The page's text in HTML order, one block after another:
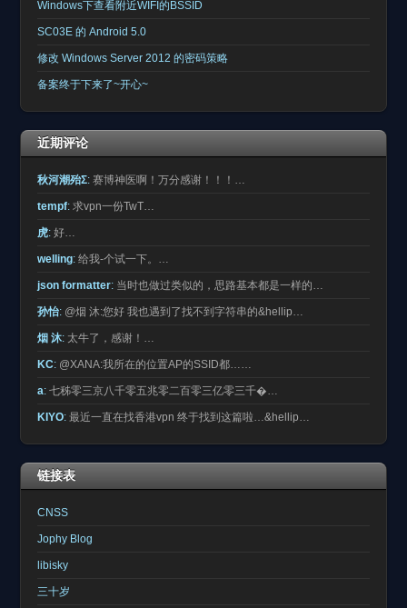
Windows下查看附近WIFI的BSSID
SC03E 的 Android 5.0
修改 Windows Server 2012 的密码策略
备案终于下来了~开心~
近期评论
秋河潮殆Σ: 赛博神医啊！万分感谢！！！…
tempf: 求vpn一份TwT…
虎: 好…
welling: 给我-个试一下。…
json formatter: 当时也做过类似的，思路基本都是一样的…
孙怡: @烟 沐:您好 我也遇到了找不到字符串的&hellip…
烟 沐: 太牛了，感谢！…
KC: @XANA:我所在的位置AP的SSID都……
a: 七秭零三京八千零五兆零二百零三亿零三千�…
KIYO: 最近一直在找香港vpn 终于找到这篇啦…&hellip…
链接表
CNSS
Jophy Blog
libisky
三十岁